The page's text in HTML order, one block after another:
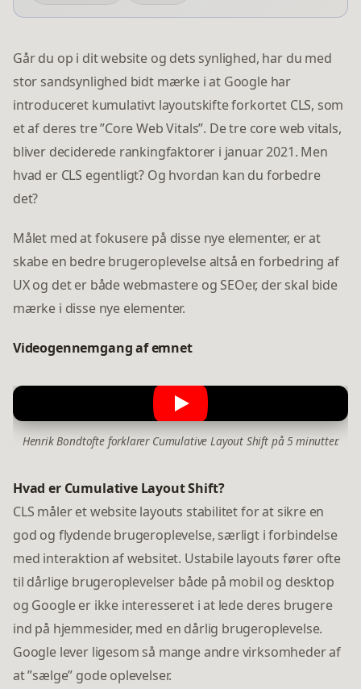
Går du op i dit website og dets synlighed, har du med
stor sandsynlighed bidt mærke i at Google har
introduceret kumulativt layoutskifte forkortet CLS, som
et af deres tre ”Core Web Vitals”. De tre core web vitals,
bliver deciderede rankingfaktorer i januar 2021. Men
hvad er CLS egentligt? Og hvordan kan du forbedre
det?
Målet med at fokusere på disse nye elementer, er at
skabe en bedre brugeroplevelse altså en forbedring af
UX og det er både webmastere og SEOer, der skal bide
mærke i disse nye elementer.
Videogennemgang af emnet
Henrik Bondtofte forklarer Cumulative Layout Shift på 5 minutter.
Hvad er Cumulative Layout Shift?
CLS måler et website layouts stabilitet for at sikre en
god og flydende brugeroplevelse, særligt i forbindelse
med interaktion af websitet. Ustabile layouts fører ofte
til dårlige brugeroplevelser både på mobil og desktop
og Google er ikke interesseret i at lede deres brugere
ind på hjemmesider, med en dårlig brugeroplevelse.
Google lever ligesom så mange andre virksomheder af
at ”sælge” gode oplevelser.